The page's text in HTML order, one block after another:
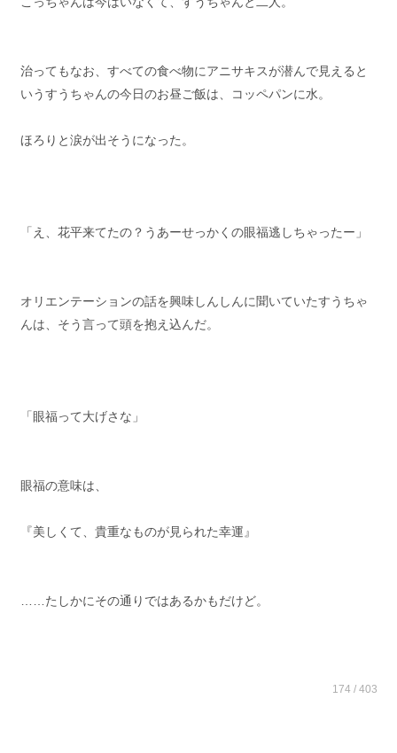
治ってもなお、すべての食べ物にアニサキスが潜んで見えると
いうすうちゃんの今日のお昼ご飯は、コッペパンに水。
ほろりと涙が出そうになった。
「え、花平来てたの？うあーせっかくの眼福逃しちゃったー」
オリエンテーションの話を興味しんしんに聞いていたすうちゃ
んは、そう言って頭を抱え込んだ。
「眼福って大げさな」
眼福の意味は、
『美しくて、貴重なものが見られた幸運』
……たしかにその通りではあるかもだけど。
174 / 403